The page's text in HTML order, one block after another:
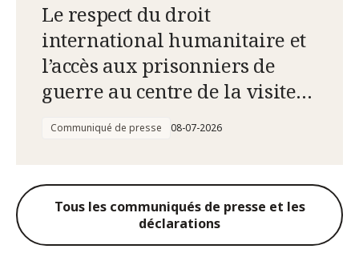
Le respect du droit
international humanitaire et
l’accès aux prisonniers de
guerre au centre de la visite
de la présidente du CICR en
Russie
Communiqué de presse 08-07-2026
Tous les communiqués de presse et les
déclarations